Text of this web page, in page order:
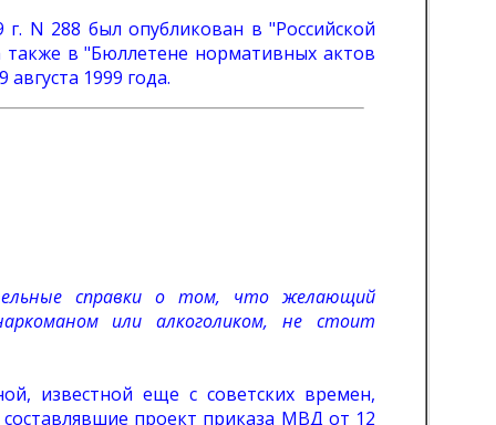
N 288 был опубликован в "Российской
также в "Бюллетене нормативных актов
1999 года.
справки о том, что желающий
или алкоголиком, не стоит
известной еще с советских времен,
проект приказа МВД от 12